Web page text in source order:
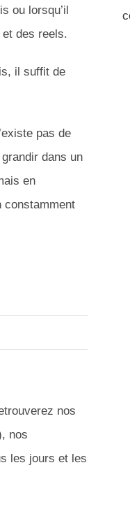
ou lorsqu’il
des reels.
il suffit de
pas de
dans un
en
constamment
nos
nos
les jours et les